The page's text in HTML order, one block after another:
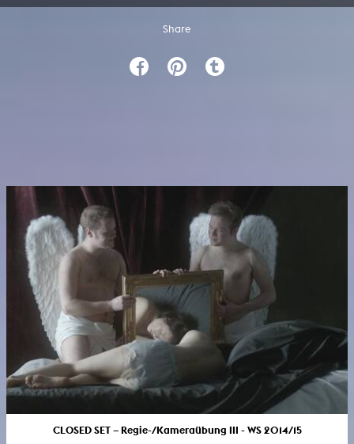
Share
CLOSED SET – Regie-/Kameraübung III - WS 2014/15